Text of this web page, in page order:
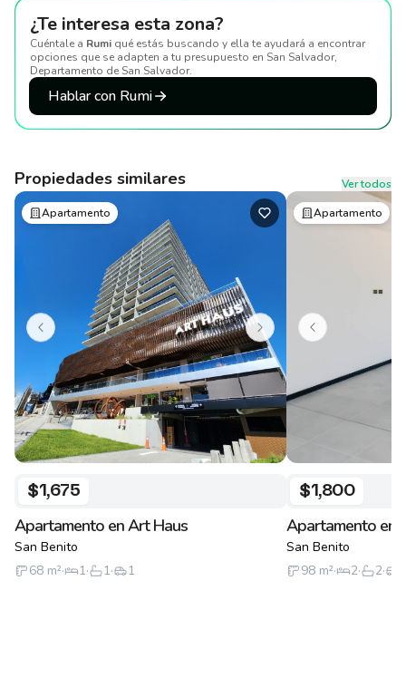
¿Te interesa esta zona?
Cuéntale a Rumi qué estás buscando y ella te ayudará a encontrar
opciones que se adapten a tu presupuesto en San Salvador,
Departamento de San Salvador.
Hablar con Rumi
Propiedades similares
Ver todos
Apartamento
$1,675
Apartamento en Art Haus
San Benito
68 m²· 1· 1· 1
Apartamento
$1,800
Apartamento en
San Benito
98 m²· 2· 2·